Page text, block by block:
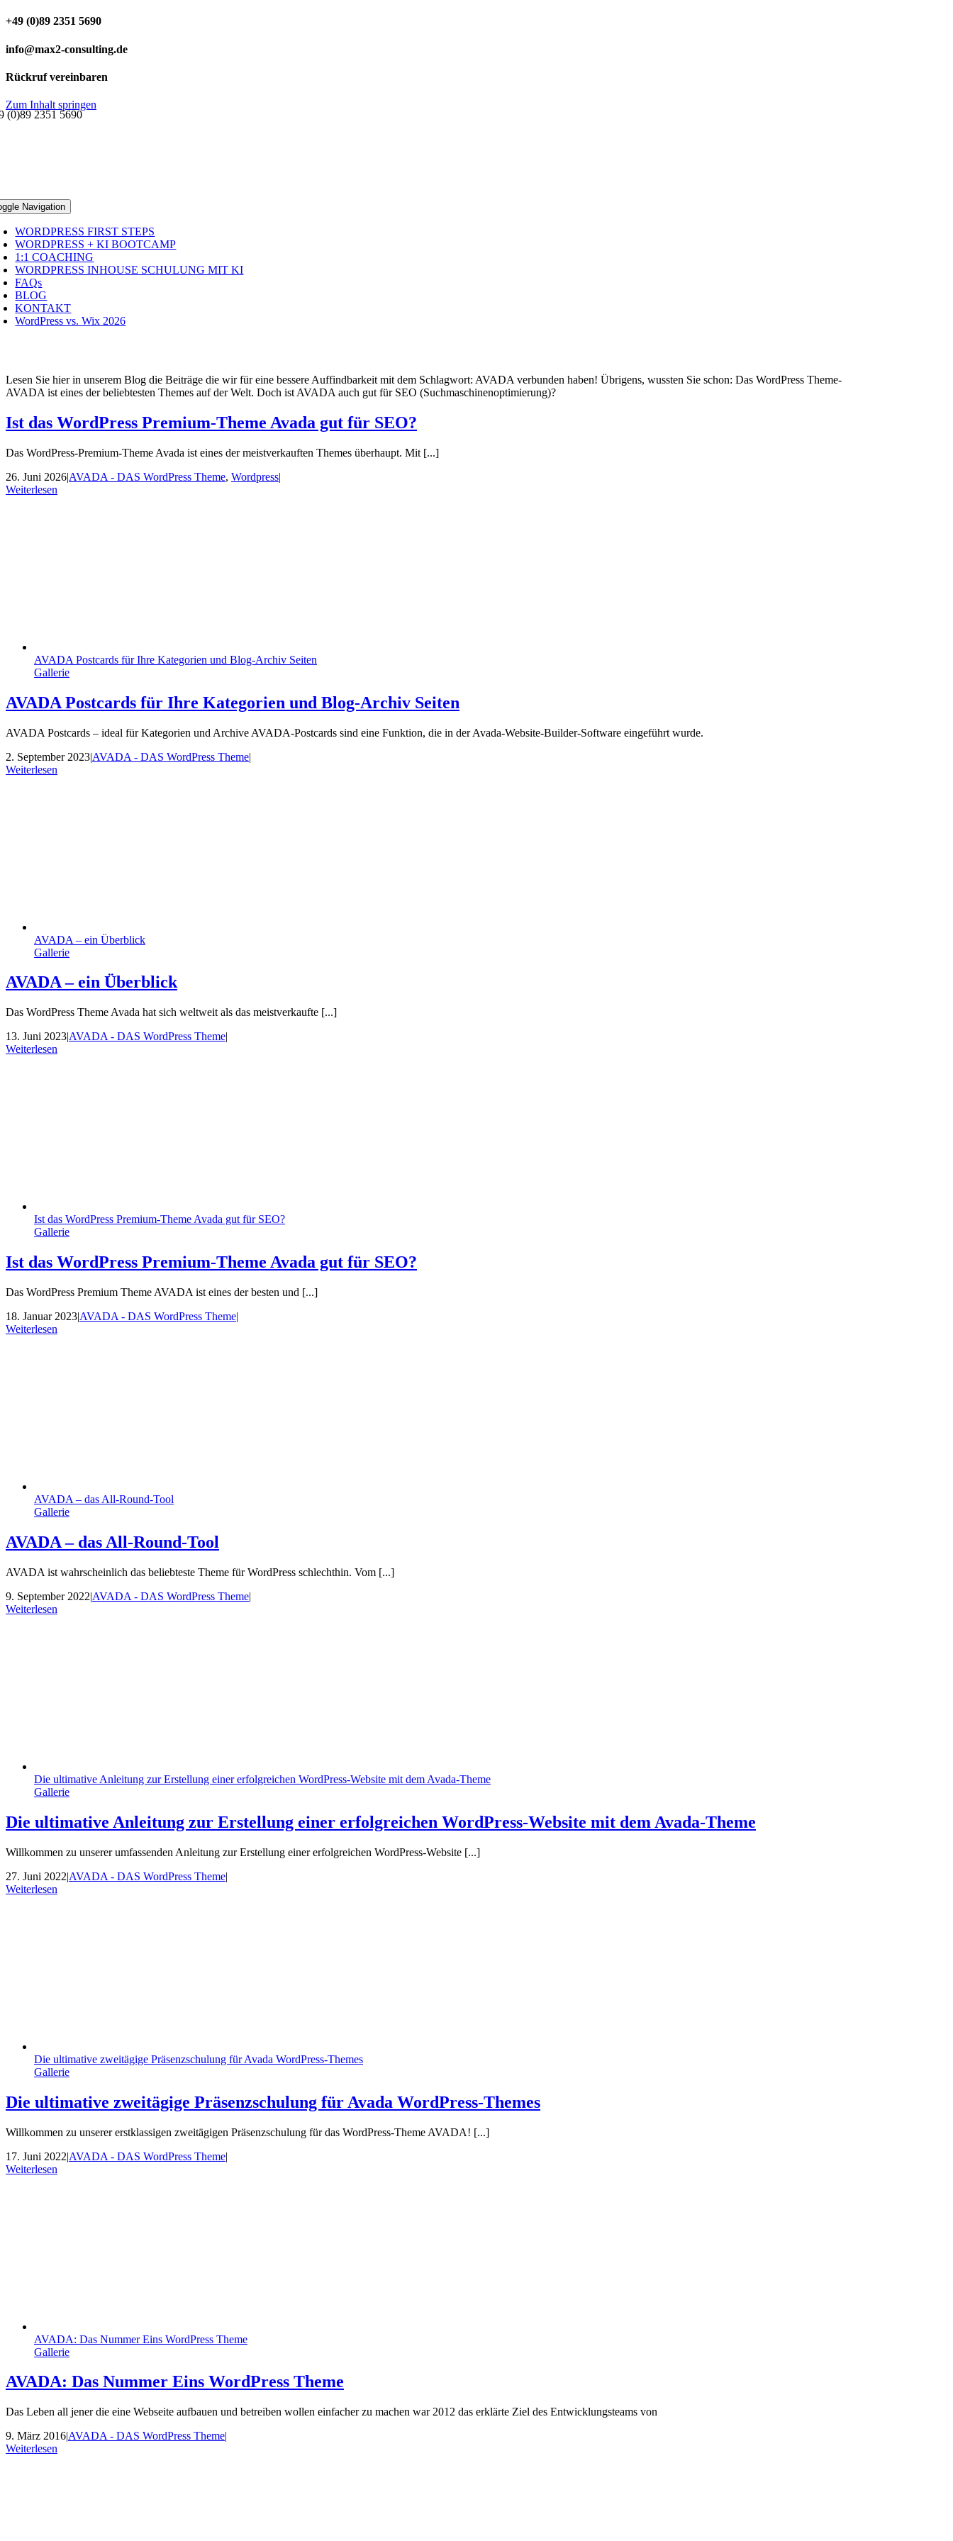
+49 (0)89 2351 5690
info@max2-consulting.de
Rückruf vereinbaren
Zum Inhalt springen
(0)89 2351 5690
Navigation
WORDPRESS FIRST STEPS
WORDPRESS + KI BOOTCAMP
1:1 COACHING
WORDPRESS INHOUSE SCHULUNG MIT KI
FAQs
BLOG
KONTAKT
WordPress vs. Wix 2026
Lesen Sie hier in unserem Blog die Beiträge die wir für eine bessere Auffindbarkeit mit dem Schlagwort: AVADA verbunden haben! Übrigens, wussten Sie schon: Das WordPress Theme-
AVADA ist eines der beliebtesten Themes auf der Welt. Doch ist AVADA auch gut für SEO (Suchmaschinenoptimierung)?
Ist das WordPress Premium-Theme Avada gut für SEO?
Das WordPress-Premium-Theme Avada ist eines der meistverkauften Themes überhaupt. Mit [...]
26. Juni 2026|AVADA - DAS WordPress Theme, Wordpress|
Weiterlesen
AVADA Postcards für Ihre Kategorien und Blog-Archiv Seiten
Gallerie
AVADA Postcards für Ihre Kategorien und Blog-Archiv Seiten
AVADA Postcards – ideal für Kategorien und Archive AVADA-Postcards sind eine Funktion, die in der Avada-Website-Builder-Software eingeführt wurde.
2. September 2023|AVADA - DAS WordPress Theme|
Weiterlesen
AVADA – ein Überblick
Gallerie
AVADA – ein Überblick
Das WordPress Theme Avada hat sich weltweit als das meistverkaufte [...]
13. Juni 2023|AVADA - DAS WordPress Theme|
Weiterlesen
Ist das WordPress Premium-Theme Avada gut für SEO?
Gallerie
Ist das WordPress Premium-Theme Avada gut für SEO?
Das WordPress Premium Theme AVADA ist eines der besten und [...]
18. Januar 2023|AVADA - DAS WordPress Theme|
Weiterlesen
AVADA – das All-Round-Tool
Gallerie
AVADA – das All-Round-Tool
AVADA ist wahrscheinlich das beliebteste Theme für WordPress schlechthin. Vom [...]
9. September 2022|AVADA - DAS WordPress Theme|
Weiterlesen
Die ultimative Anleitung zur Erstellung einer erfolgreichen WordPress-Website mit dem Avada-Theme
Gallerie
Die ultimative Anleitung zur Erstellung einer erfolgreichen WordPress-Website mit dem Avada-Theme
Willkommen zu unserer umfassenden Anleitung zur Erstellung einer erfolgreichen WordPress-Website [...]
27. Juni 2022|AVADA - DAS WordPress Theme|
Weiterlesen
Die ultimative zweitägige Präsenzschulung für Avada WordPress-Themes
Gallerie
Die ultimative zweitägige Präsenzschulung für Avada WordPress-Themes
Willkommen zu unserer erstklassigen zweitägigen Präsenzschulung für das WordPress-Theme AVADA! [...]
17. Juni 2022|AVADA - DAS WordPress Theme|
Weiterlesen
AVADA: Das Nummer Eins WordPress Theme
Gallerie
AVADA: Das Nummer Eins WordPress Theme
Das Leben all jener die eine Webseite aufbauen und betreiben wollen einfacher zu machen war 2012 das erklärte Ziel des Entwicklungsteams von
9. März 2016|AVADA - DAS WordPress Theme|
Weiterlesen